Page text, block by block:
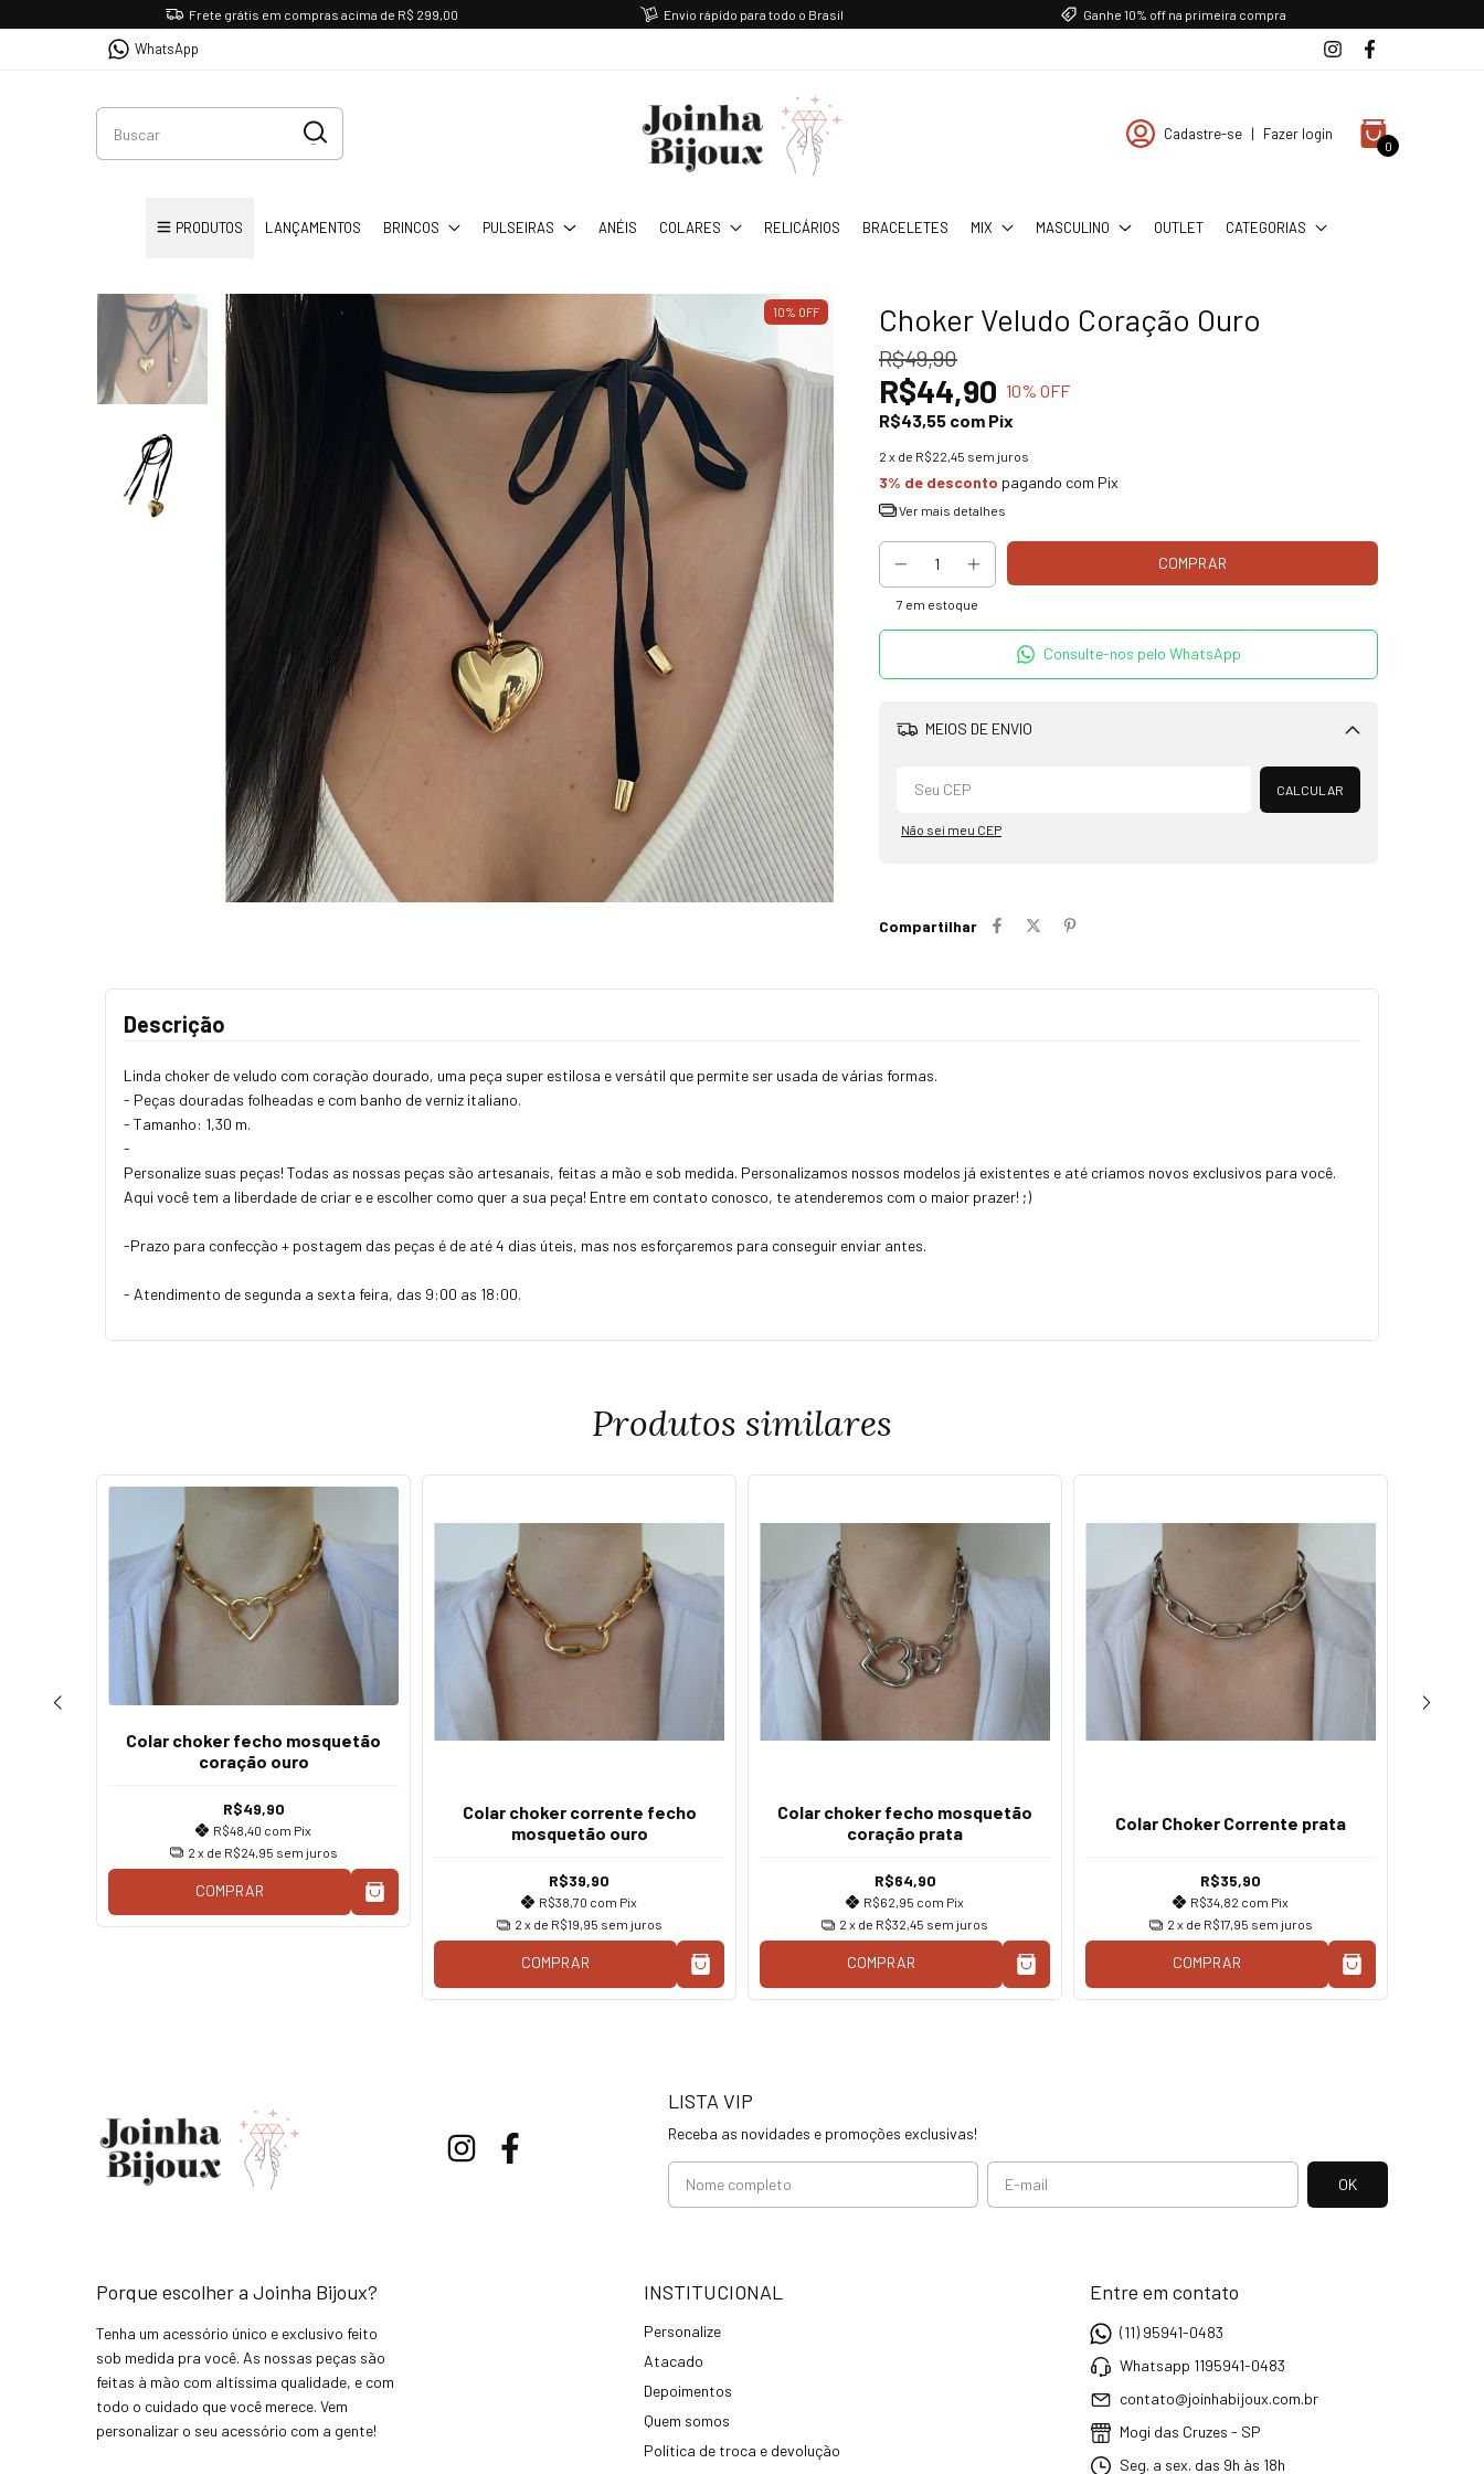
Frete grátis em compras acima de R$ 299,00 Envio rápido para todo o Brasil Ganhe 10% off na primeira compra
WhatsApp
Cadastre-se | Fazer login
0
PRODUTOS LANÇAMENTOS BRINCOS PULSEIRAS ANÉIS COLARES RELICÁRIOS BRACELETES MIX MASCULINO OUTLET CATEGORIAS
10% OFF Choker Veludo Coração Ouro
R$49,90
R$44,90 10% OFF
R$43,55 com Pix
2 x de R$22,45 sem juros
3% de desconto pagando com Pix
Ver mais detalhes
7 em estoque
Consulte-nos pelo WhatsApp
MEIOS DE ENVIO
Alterar CEP
CALCULAR
Não sei meu CEP
Compartilhar
Descrição
Linda choker de veludo com coração dourado, uma peça super estilosa e versátil que permite ser usada de várias formas.
- Peças douradas folheadas e com banho de verniz italiano.
- Tamanho: 1,30 m.
-
Personalize suas peças! Todas as nossas peças são artesanais, feitas a mão e sob medida. Personalizamos nossos modelos já existentes e até criamos novos exclusivos para você.
Aqui você tem a liberdade de criar e e escolher como quer a sua peça! Entre em contato conosco, te atenderemos com o maior prazer! ;)
-Prazo para confecção + postagem das peças é de até 4 dias úteis, mas nos esforçaremos para conseguir enviar antes.
- Atendimento de segunda a sexta feira, das 9:00 as 18:00.
Produtos similares
Colar choker fecho mosquetão
coração ouro
R$49,90
R$48,40 com Pix
2 x de R$24,95 sem juros
COMPRAR
Colar choker corrente fecho
mosquetão ouro
R$39,90
R$38,70 com Pix
2 x de R$19,95 sem juros
COMPRAR
Colar choker fecho mosquetão
coração prata
R$64,90
R$62,95 com Pix
2 x de R$32,45 sem juros
COMPRAR
Colar Choker Corrente prata
R$35,90
R$34,82 com Pix
2 x de R$17,95 sem juros
COMPRAR
LISTA VIP
Receba as novidades e promoções exclusivas!
Porque escolher a Joinha Bijoux?
Tenha um acessório único e exclusivo feito
sob medida pra você. As nossas peças são
feitas à mão com altíssima qualidade, e com
todo o cuidado que você merece. Vem
personalizar o seu acessório com a gente!
INSTITUCIONAL
Personalize
Atacado
Depoimentos
Quem somos
Política de troca e devolução
Entre em contato
(11) 95941-0483
Whatsapp 1195941-0483
contato@joinhabijoux.com.br
Mogi das Cruzes - SP
Seg. a sex. das 9h às 18h